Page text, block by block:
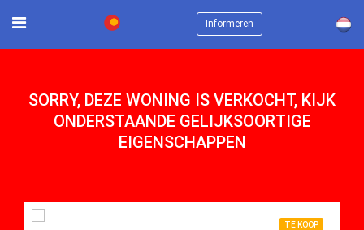
Informeren ×
SORRY, DEZE WONING IS VERKOCHT, KIJK
ONDERSTAANDE GELIJKSOORTIGE
EIGENSCHAPPEN
TE KOOP